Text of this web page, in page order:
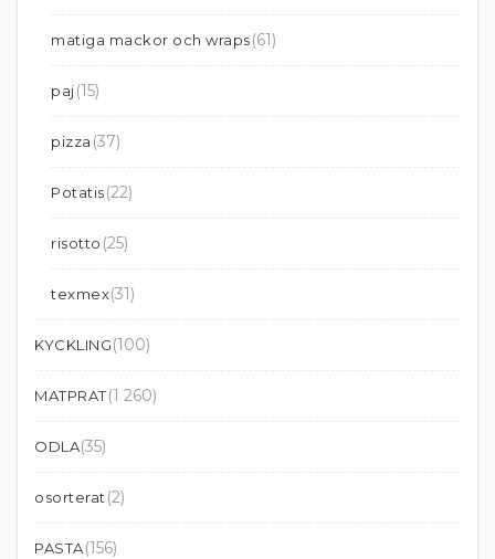
matiga mackor och wraps(61)
paj(15)
pizza (37)
Potatis(22)
risotto (25)
texmex(31)
KYCKLING(100)
MATPRAT(1 260)
ODLA(35)
osorterat (2)
PASTA(156)